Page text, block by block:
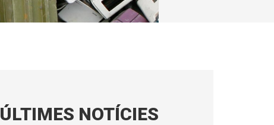
ÚLTIMES NOTÍCIES